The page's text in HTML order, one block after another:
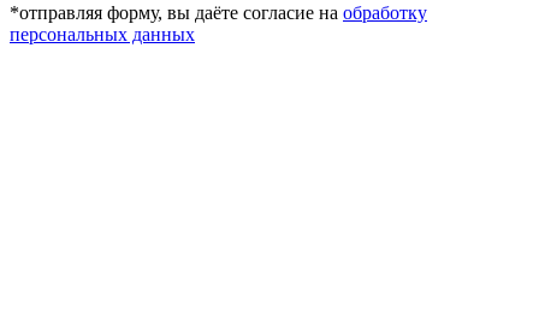
*отправляя форму, вы даёте согласие на обработку
персональных данных